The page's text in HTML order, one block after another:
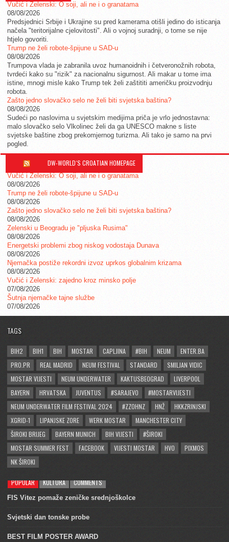
Vučić i Zelenski: O soji, ali ne i o granatama
08/08/2026
Predsjednici Srbije i Ukrajine su pred kamerama otišli jedino do isticanja
načela "teritorijalne cjelovitosti". Ali o vojnoj suradnji, o tome se nije
htjelo govoriti.
Trump ne želi robote-špijune u SAD-u
08/08/2026
Trumpova vlada je zabranila uvoz humanoidnih i četveronožnih robota,
tvrdeći kako su "rizik" za nacionalnu sigurnost. Ali makar u tome ima
istine, mnogi misle kako Trump tek želi zaštititi američku proizvodnju
robota.
Zašto jedno slovačko selo ne želi biti svjetska baština?
08/08/2026
Sudeći po naslovima u svjetskim medijima priča je vrlo jednostavna:
malo slovačko selo Vlkolinec želi da ga UNESCO makne s liste
svjetske baštine zbog prekomjernog turizma. Ali tako je samo na prvi
pogled.
DW-WORLD´S CROATIAN HOMEPAGE
Vučić i Zelenski: O soji, ali ne i o granatama
08/08/2026
Trump ne želi robote-špijune u SAD-u
08/08/2026
Zašto jedno slovačko selo ne želi biti svjetska baština?
08/08/2026
Zelenski u Beogradu je "pljuska Rusima"
08/08/2026
Energetski problemi zbog niskog vodostaja Dunava
08/08/2026
Njemačka postiže rekordni izvoz uprkos globalnim krizama
08/08/2026
Vučić i Zelenski: zajedno kroz minsko polje
07/08/2026
Šutnja njemačke tajne službe
07/08/2026
TAGS
BIH2 BIH1 BIH MOSTAR CAPLJINA #BIH NEUM
ENTER.BA
PRO.PR
REAL MADRID NEUM FESTIVAL STANDARD
SMILJAN VIDIC
MOSTAR VIJESTI
NEUM UNDERWATER KAKTUSBEOGRAD
LIVERPOOL
BAYERN
HRVATSKA JUVENTUS #SARAJEVO
#MOSTARVIJESTI
NEUM UNDERWATER FILM FESTIVAL 2024
#ZZOHNZ HNŽ
HKKZRINJSKI
XGRID-1
LIPANJSKE ZORE WERK MOSTAR
MANCHESTER CITY
ŠIROKI BRIJEG
BAYERN MUNICH BIH VIJESTI
#ŠIROKI
MOSTAR SUMMER FEST
FACEBOOK VIJESTI MOSTAR HVO
PIXMOS
NK ŠIROKI
POPULAR KULTURA COMMENTS
FIS Vitez pomaže zeničke srednjoškolce
Svjetski dan tonske probe
BEST FILM POSTER AWARD